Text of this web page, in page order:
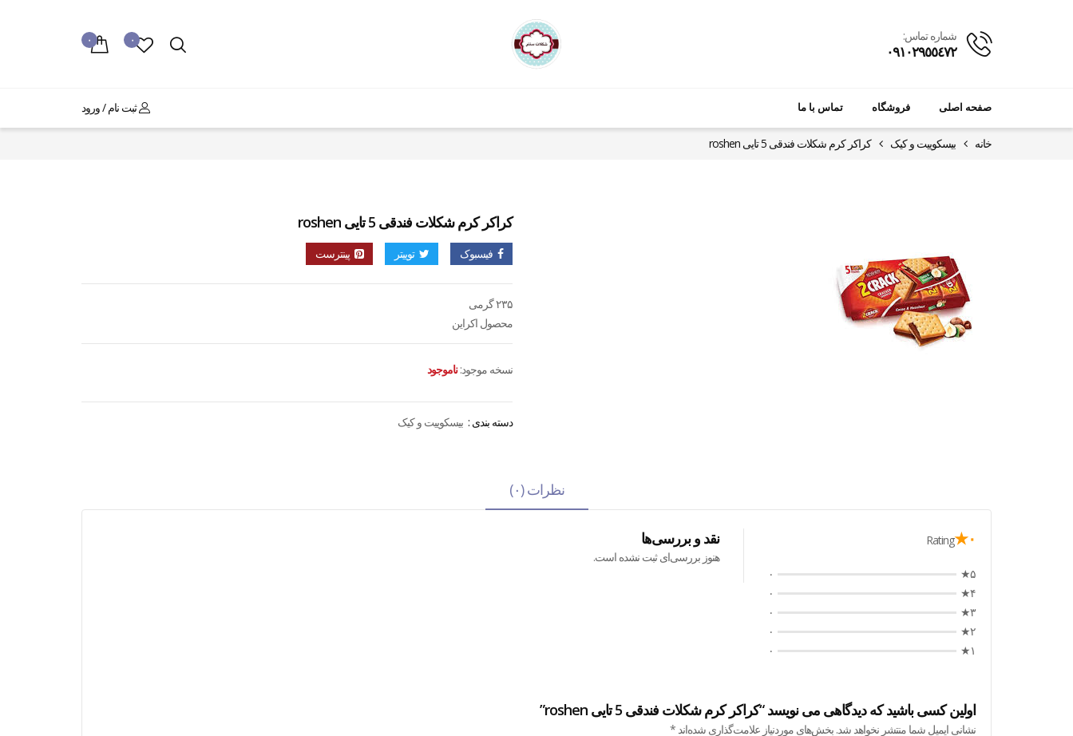
شماره تماس:
٠٩١٠٢٩٥٥٤٧٢
۰ ۰
صفحه اصلی فروشگاه تماس با ما ثبت نام / ورود
خانه بیسکوییت و کیک کراکر کرم شکلات فندقی 5 تایی roshen
کراکر کرم شکلات فندقی 5 تایی roshen
فیسبوک توییتر پینترست
۲۳۵ گرمی
محصول اکراین
نسخه موجود: ناموجود
دسته بندی : بیسکوییت و کیک
نظرات (۰)
۰★ Rating
۵★
۰
۴★
۰
۳★
۰
۲★
۰
۱★
۰
نقد و بررسی‌ها
هنوز بررسی‌ای ثبت نشده است.
اولین کسی باشید که دیدگاهی می نویسد “کراکر کرم شکلات فندقی 5 تایی roshen”
نشانی ایمیل شما منتشر نخواهد شد. بخش‌های موردنیاز علامت‌گذاری شده‌اند *